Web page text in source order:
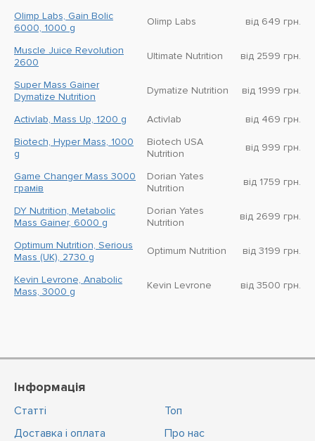
Olimp Labs, Gain Bolic
6000, 1000 g
Olimp Labs від 649 грн.
Muscle Juice Revolution
2600
Ultimate Nutrition від 2599 грн.
Super Mass Gainer
Dymatize Nutrition
Dymatize Nutrition від 1999 грн.
Activlab, Mass Up, 1200 g Activlab
від 469 грн.
Biotech, Hyper Mass, 1000
g
Biotech USA
Nutrition
від 999 грн.
Game Changer Mass 3000
грамів
Dorian Yates
Nutrition
від 1759 грн.
DY Nutrition, Metabolic
Mass Gainer, 6000 g
Dorian Yates
Nutrition
від 2699 грн.
Optimum Nutrition, Serious
Mass (UK), 2730 g
Optimum Nutrition від 3199 грн.
Kevin Levrone, Anabolic
Mass, 3000 g
Kevin Levrone від 3500 грн.
Інформація
Статті
Доставка і оплата
Топ
Про нас